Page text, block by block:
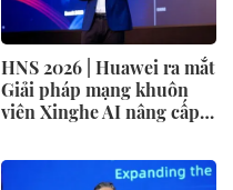
HNS 2026 | Huawei ra mắt
Giải pháp mạng khuôn
viên Xinghe AI nâng cấp